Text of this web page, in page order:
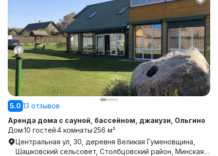
5.0 13 отзывов
Аренда дома с сауной, бассейном, джакузи, Ольгино
Дом10 гостей4 комнаты256 м²
Центральная ул, 30, деревня Великая Гуменовщина,
Шашковский сельсовет, Столбцовский район, Минская